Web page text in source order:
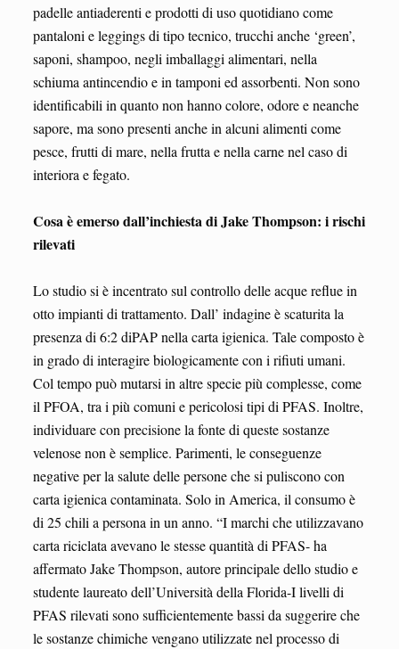
padelle antiaderenti e prodotti di uso quotidiano come
pantaloni e leggings di tipo tecnico, trucchi anche ‘green’,
saponi, shampoo, negli imballaggi alimentari, nella
schiuma antincendio e in tamponi ed assorbenti. Non sono
identificabili in quanto non hanno colore, odore e neanche
sapore, ma sono presenti anche in alcuni alimenti come
pesce, frutti di mare, nella frutta e nella carne nel caso di
interiora e fegato.
Cosa è emerso dall’inchiesta di Jake Thompson: i rischi
rilevati
Lo studio si è incentrato sul controllo delle acque reflue in
otto impianti di trattamento. Dall’ indagine è scaturita la
presenza di 6:2 diPAP nella carta igienica. Tale composto è
in grado di interagire biologicamente con i rifiuti umani.
Col tempo può mutarsi in altre specie più complesse, come
il PFOA, tra i più comuni e pericolosi tipi di PFAS. Inoltre,
individuare con precisione la fonte di queste sostanze
velenose non è semplice. Parimenti, le conseguenze
negative per la salute delle persone che si puliscono con
carta igienica contaminata. Solo in America, il consumo è
di 25 chili a persona in un anno. “I marchi che utilizzavano
carta riciclata avevano le stesse quantità di PFAS- ha
affermato Jake Thompson, autore principale dello studio e
studente laureato dell’Università della Florida-I livelli di
PFAS rilevati sono sufficientemente bassi da suggerire che
le sostanze chimiche vengano utilizzate nel processo di